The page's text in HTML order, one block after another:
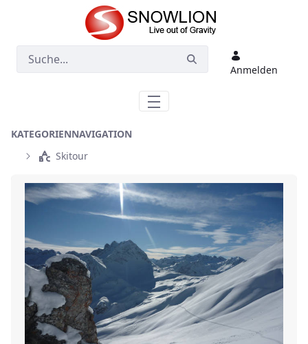
Zum Hauptinhalt springen
Anmelden
KATEGORIENNAVIGATION
Skitour